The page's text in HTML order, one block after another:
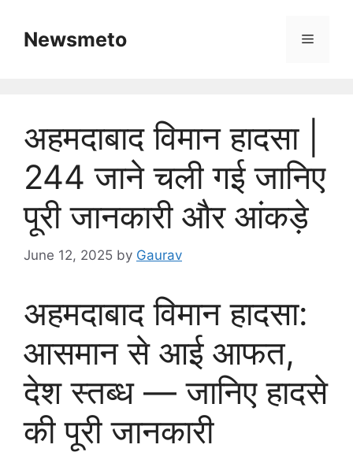
contentNewsmeto Menu
अहमदाबाद विमान हादसा |
244 जाने चली गई जानिए
पूरी जानकारी और आंकड़े
June 12, 2025 by Gaurav
अहमदाबाद विमान हादसा:
आसमान से आई आफत,
देश स्तब्ध — जानिए हादसे
की पूरी जानकारी